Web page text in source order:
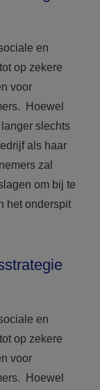
en
op zekere
voor
Hoewel
slechts
als haar
zal
om bij te
het onderspit
en
op zekere
voor
Hoewel